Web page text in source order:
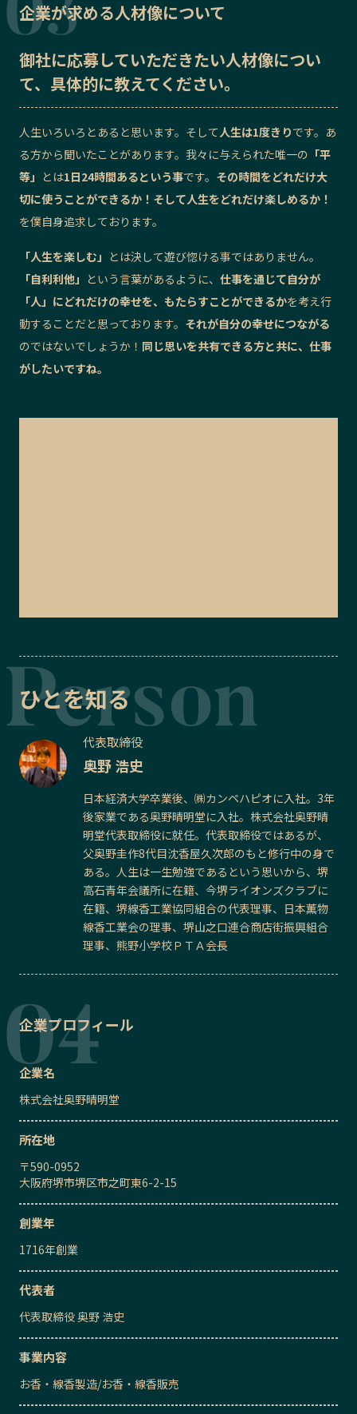
企業が求める人材像について
御社に応募していただきたい人材像につい
て、具体的に教えてください。
人生いろいろとあると思います。そして人生は1度きりです。あ
る方から聞いたことがあります。我々に与えられた唯一の 「平
等」 とは1日24時間あるという事です。 その時間をどれだけ大
切に使うことができるか！そして人生をどれだけ楽しめるか！
を僕自身追求しております。
「人生を楽しむ」 とは決して遊び惚ける事ではありません。
「自利利他」 という言葉があるように、 仕事を通じて自分が
「人」にどれだけの幸せを、もたらすことができるかを考え行
動することだと思っております。 それが自分の幸せにつながる
のではないでしょうか！ 同じ思いを共有できる方と共に、仕事
がしたいですね。
ひとを知る
代表取締役
奥野 浩史
日本経済大学卒業後、㈱カンペハピオに入社。3年
後家業である奥野晴明堂に入社。株式会社奥野晴
明堂代表取締役に就任。代表取締役ではあるが、
父奥野圭作8代目沈香屋久次郎のもと修行中の身で
ある。人生は一生勉強であるという思いから、堺
高石青年会議所に在籍、今堺ライオンズクラブに
在籍、堺線香工業協同組合の代表理事、日本薫物
線香工業会の理事、堺山之口連合商店街振興組合
理事、熊野小学校ＰＴＡ会長
企業プロフィール
企業名
株式会社奥野晴明堂
所在地
〒590-0952
大阪府堺市堺区市之町東6-2-15
創業年
1716年創業
代表者
代表取締役奥野 浩史
事業内容
お香・線香製造/お香・線香販売